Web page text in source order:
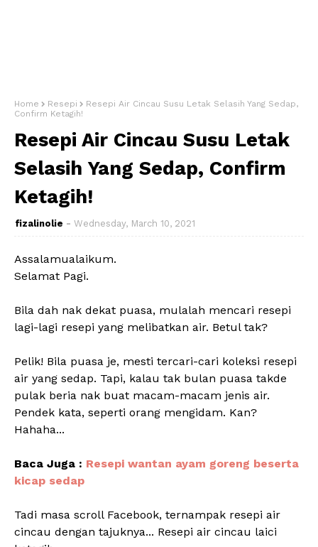
Home Resepi
Resepi Air Cincau Susu Letak Selasih Yang Sedap,
Confirm Ketagih!
Resepi Air Cincau Susu Letak
Selasih Yang Sedap, Confirm
Ketagih!
fizalinolie Wednesday, March 10, 2021
Assalamualaikum.
Selamat Pagi.
Bila dah nak dekat puasa, mulalah mencari resepi
lagi-lagi resepi yang melibatkan air. Betul tak?
Pelik! Bila puasa je, mesti tercari-cari koleksi resepi
air yang sedap. Tapi, kalau tak bulan puasa takde
pulak beria nak buat macam-macam jenis air.
Pendek kata, seperti orang mengidam. Kan?
Hahaha...
Baca Juga : Resepi wantan ayam goreng beserta
kicap sedap
Tadi masa scroll Facebook, ternampak resepi air
cincau dengan tajuknya... Resepi air cincau laici